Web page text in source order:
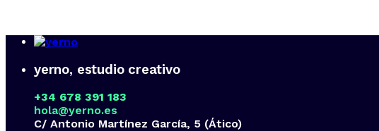
yerno, estudio creativo
+34 678 391 183
hola@yerno.es
C/ Antonio Martínez García, 5 (Ático)